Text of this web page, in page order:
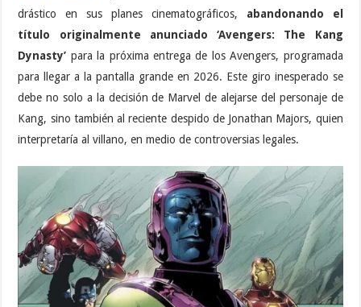
drástico en sus planes cinematográficos, abandonando el
título originalmente anunciado ‘Avengers: The Kang
Dynasty’ para la próxima entrega de los Avengers, programada
para llegar a la pantalla grande en 2026. Este giro inesperado se
debe no solo a la decisión de Marvel de alejarse del personaje de
Kang, sino también al reciente despido de Jonathan Majors, quien
interpretaría al villano, en medio de controversias legales.